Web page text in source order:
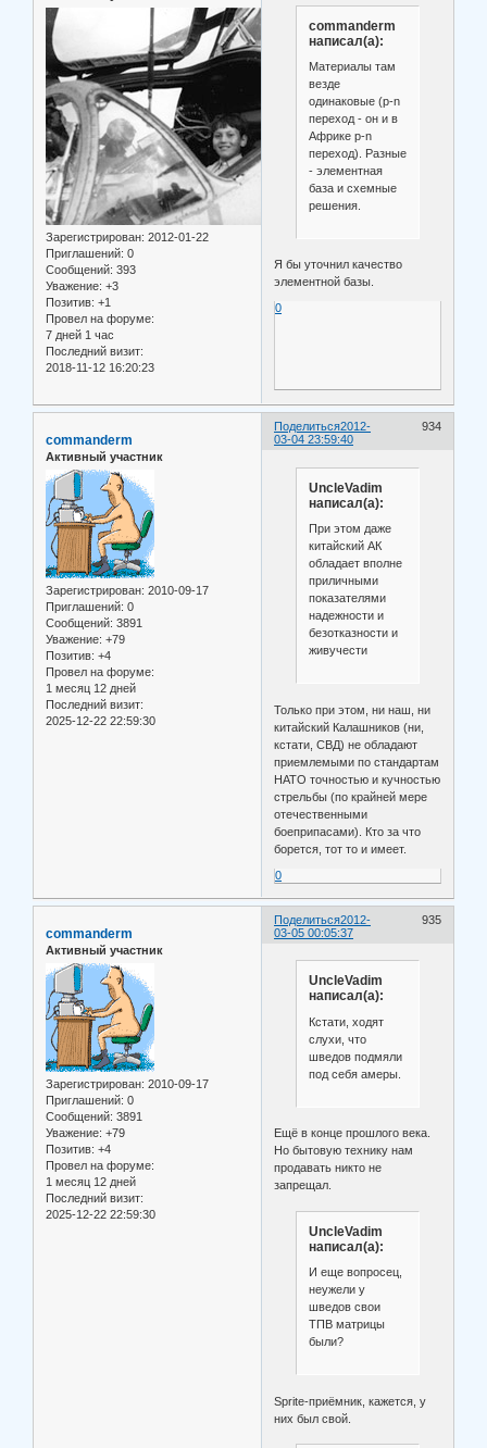
Зарегистрирован: 2012-01-22
Приглашений: 0
Сообщений: 393
Уважение: +3
Позитив: +1
Провел на форуме:
7 дней 1 час
Последний визит:
2018-11-12 16:20:23
commanderm
написал(а):
Материалы там
везде
одинаковые (p-n
переход - он и в
Африке p-n
переход). Разные
- элементная
база и схемные
решения.
Я бы уточнил качество
элементной базы.
0
Поделиться 934
2012-
03-04 23:59:40
commanderm
Активный участник
Зарегистрирован: 2010-09-17
Приглашений: 0
Сообщений: 3891
Уважение: +79
Позитив: +4
Провел на форуме:
1 месяц 12 дней
Последний визит:
2025-12-22 22:59:30
UncleVadim
написал(а):
При этом даже
китайский АК
обладает вполне
приличными
показателями
надежности и
безотказности и
живучести
Только при этом, ни наш, ни
китайский Калашников (ни,
кстати, СВД) не обладают
приемлемыми по стандартам
НАТО точностью и кучностью
стрельбы (по крайней мере
отечественными
боеприпасами). Кто за что
борется, тот то и имеет.
0
Поделиться 935
2012-
03-05 00:05:37
commanderm
Активный участник
Зарегистрирован: 2010-09-17
Приглашений: 0
Сообщений: 3891
Уважение: +79
Позитив: +4
Провел на форуме:
1 месяц 12 дней
Последний визит:
2025-12-22 22:59:30
UncleVadim
написал(а):
Кстати, ходят
слухи, что
шведов подмяли
под себя амеры.
Ещё в конце прошлого века.
Но бытовую технику нам
продавать никто не
запрещал.
UncleVadim
написал(а):
И еще вопросец,
неужели у
шведов свои
ТПВ матрицы
были?
Sprite-приёмник, кажется, у
них был свой.